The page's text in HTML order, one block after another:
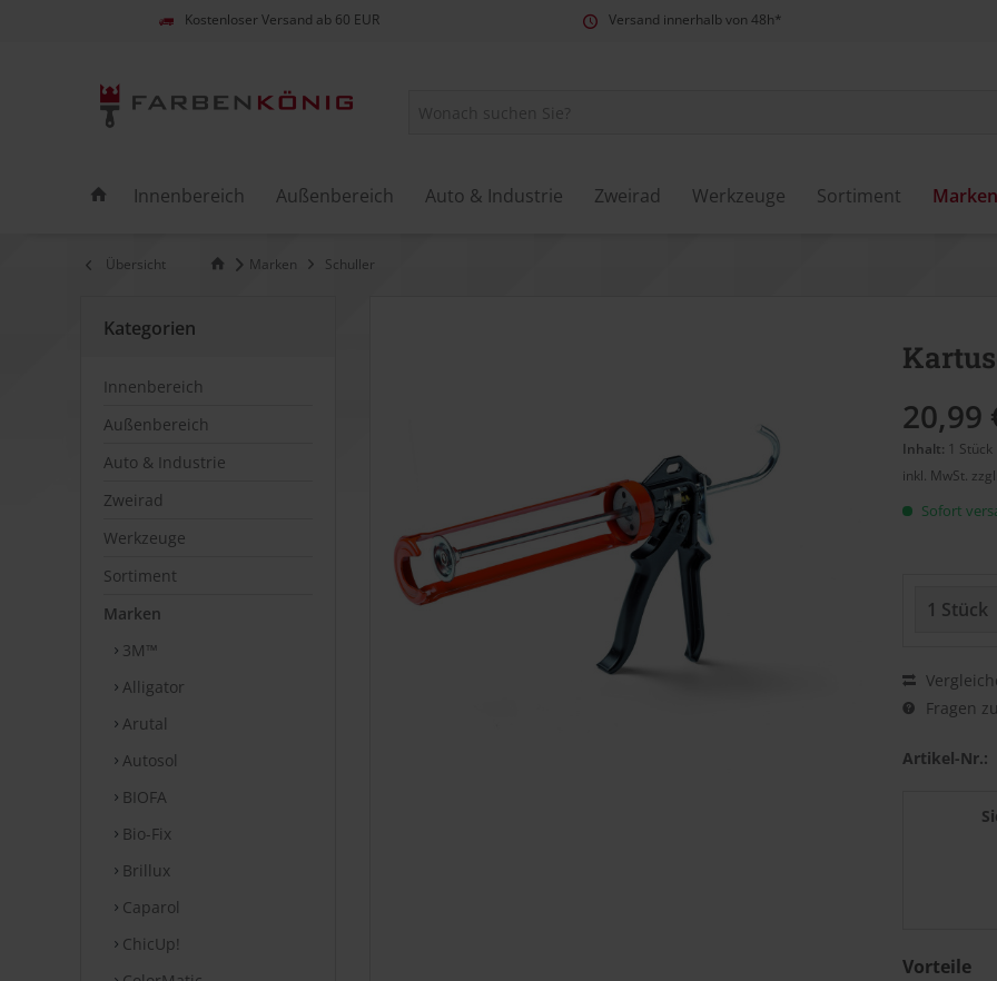
Kostenloser Versand ab 60 EUR Versand innerhalb von 48h*
Innenbereich Außenbereich Auto & Industrie Zweirad Werkzeuge Sortiment Marken
Übersicht Marken Schuller
Kategorien
Innenbereich
Außenbereich
Auto & Industrie
Zweirad
Werkzeuge
Sortiment
Marken
3M™
Alligator
Arutal
Autosol
BIOFA
Bio-Fix
Brillux
Caparol
ChicUp!
20,99
Inhalt: 1 Stück
inkl. MwSt.
Sofort
Fragen
Artikel-Nr.:
Vorteile